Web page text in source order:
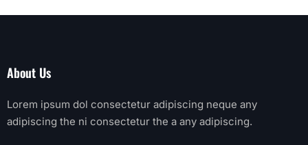
About Us
Lorem ipsum dol consectetur adipiscing neque any
adipiscing the ni consectetur the a any adipiscing.